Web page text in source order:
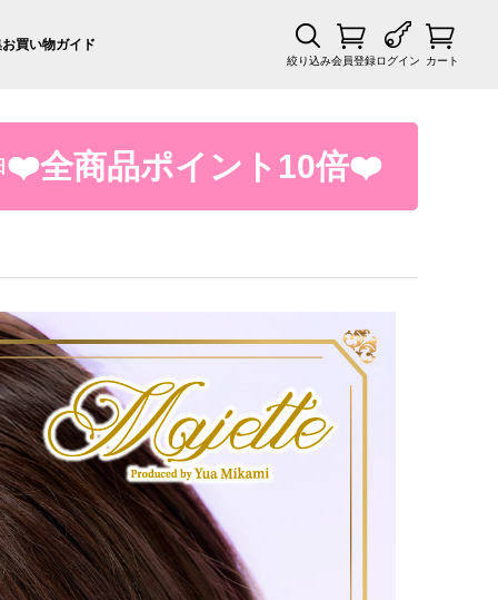
お買い物ガイド
絞り込み会員登録ログイン カート
❤️全商品ポイント10倍❤️